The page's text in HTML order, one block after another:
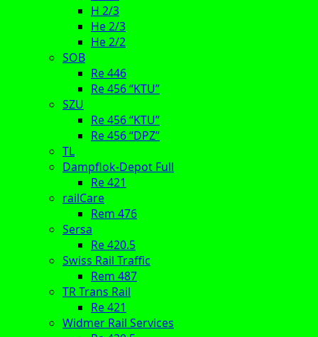
H 2/3
He 2/3
He 2/2
SOB
Re 446
Re 456 “KTU”
SZU
Re 456 “KTU”
Re 456 “DPZ”
TL
Dampflok-Depot Full
Re 421
railCare
Rem 476
Sersa
Re 420.5
Swiss Rail Traffic
Rem 487
TR Trans Rail
Re 421
Widmer Rail Services